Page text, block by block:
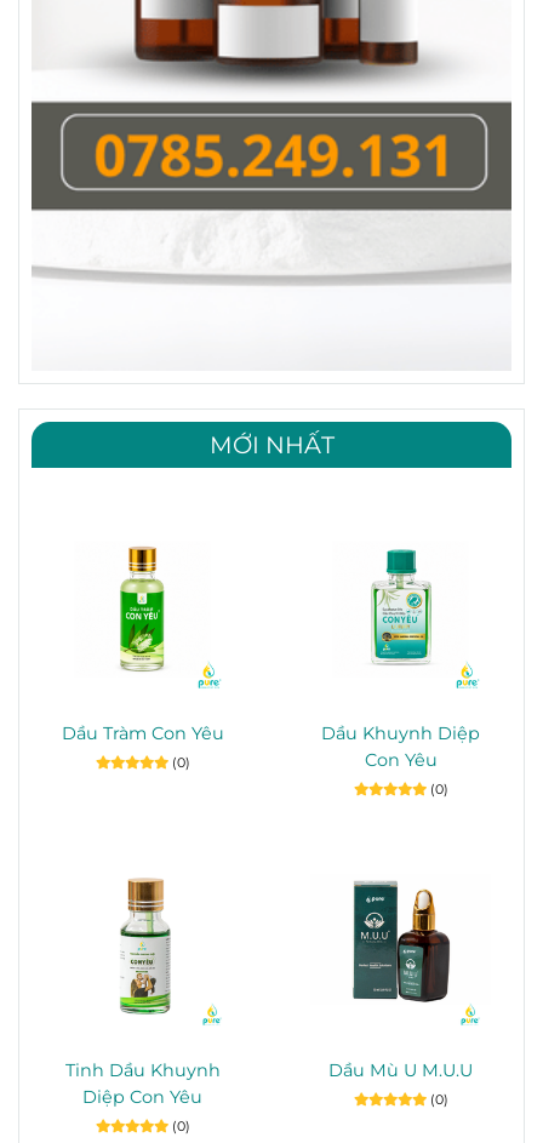
MỚI NHẤT
Dầu Tràm Con Yêu
(0)
Dầu Khuynh Diệp
Con Yêu
(0)
Tinh Dầu Khuynh
Diệp Con Yêu
(0)
Dầu Mù U M.U.U
(0)